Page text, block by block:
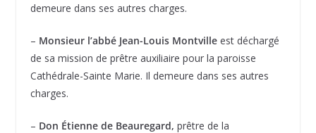
demeure dans ses autres charges.
– Monsieur l’abbé Jean-Louis Montvilleest déchargé
de sa mission de prêtre auxiliaire pour la paroisse
Cathédrale-Sainte Marie. Il demeure dans ses autres
charges.
– Don Étienne de Beauregard, prêtre de la